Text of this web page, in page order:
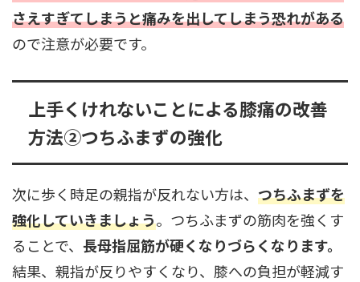
さえすぎてしまうと痛みを出してしまう恐れがある
ので注意が必要です。
上手くけれないことによる膝痛の改善
方法②つちふまずの強化
次に歩く時足の親指が反れない方は、 つちふまずを
強化していきましょう。つちふまずの筋肉を強くす
ることで、 長母指屈筋が硬くなりづらくなります。
結果、親指が反りやすくなり、膝への負担が軽減す